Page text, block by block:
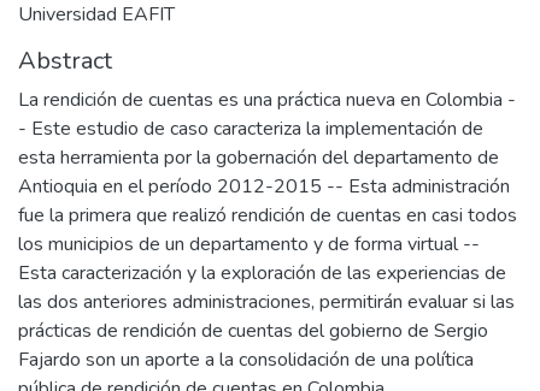
Universidad EAFIT
Abstract
La rendición de cuentas es una práctica nueva en Colombia -
- Este estudio de caso caracteriza la implementación de
esta herramienta por la gobernación del departamento de
Antioquia en el período 2012-2015 -- Esta administración
fue la primera que realizó rendición de cuentas en casi todos
los municipios de un departamento y de forma virtual --
Esta caracterización y la exploración de las experiencias de
las dos anteriores administraciones, permitirán evaluar si las
prácticas de rendición de cuentas del gobierno de Sergio
Fajardo son un aporte a la consolidación de una política